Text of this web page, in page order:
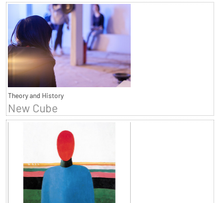
Theory and History
New Cube